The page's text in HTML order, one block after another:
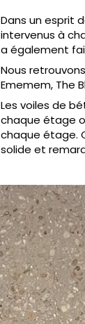
Dans un esprit
intervenus à
a également
Nous
Ememem, The
Les voiles de
chaque étage
chaque étage.
solide et